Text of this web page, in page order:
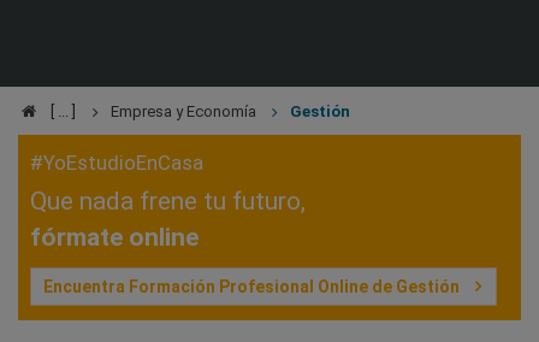
Empresa y Economía Gestión
#YoEstudioEnCasa
Que nada frene tu futuro,
fórmate online
Encuentra Formación Profesional Online de Gestión